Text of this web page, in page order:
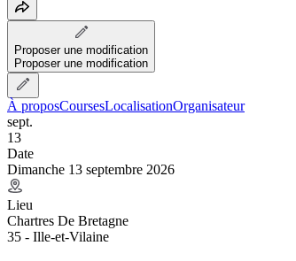
Proposer une modification
Proposer une modification
À proposCoursesLocalisationOrganisateur
sept.
13
Date
Dimanche 13 septembre 2026
Lieu
Chartres De Bretagne
35 - Ille-et-Vilaine